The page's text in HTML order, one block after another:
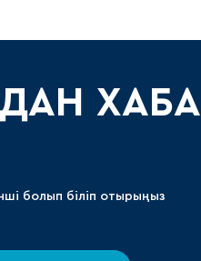
болып біліп отырыңыз